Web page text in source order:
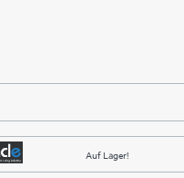
Auf Lager!